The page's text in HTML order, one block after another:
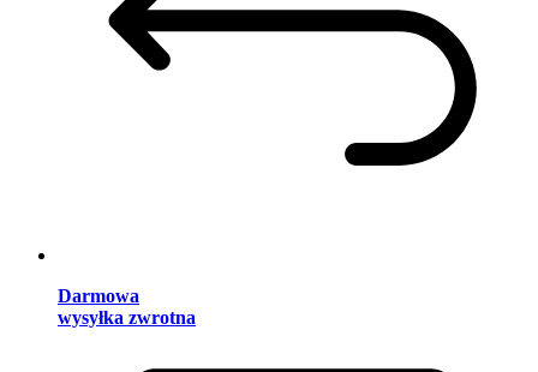
Darmowa
wysyłka zwrotna